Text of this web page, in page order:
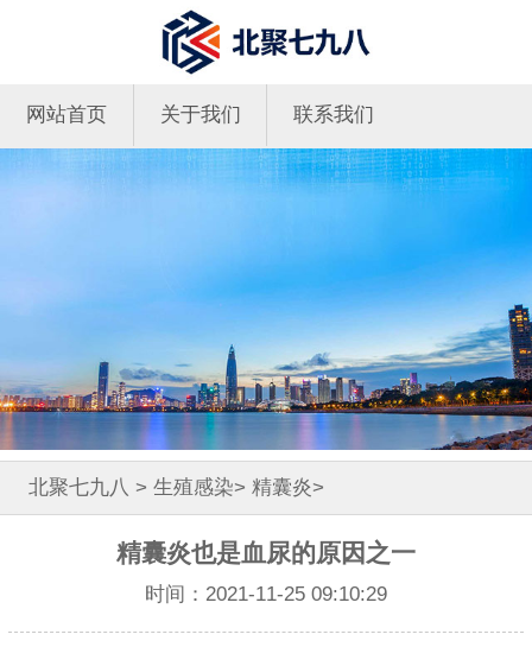
网站首页 关于我们 联系我们
北聚七九八 > 生殖感染> 精囊炎>
精囊炎也是血尿的原因之一
时间：2021-11-25 09:10:29